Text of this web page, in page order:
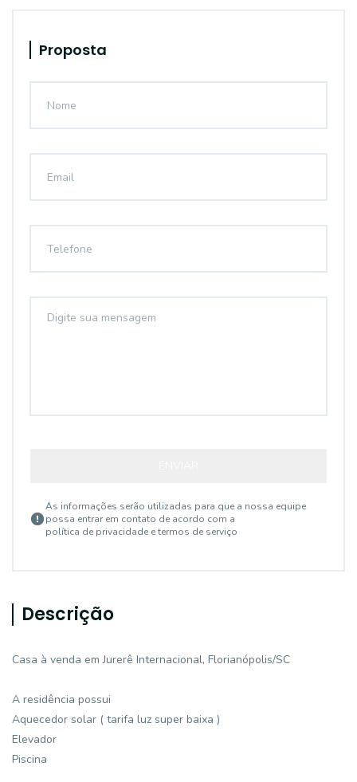
Proposta
As informações serão utilizadas para que a nossa equipe
possa entrar em contato de acordo com a
política de privacidade e termos de serviço
Descrição
Casa à venda em Jurerê Internacional, Florianópolis/SC
A residência possui
Aquecedor solar ( tarifa luz super baixa )
Elevador
Piscina